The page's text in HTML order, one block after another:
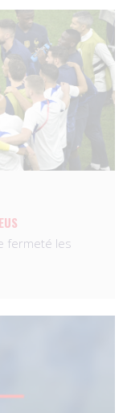
fermeté les